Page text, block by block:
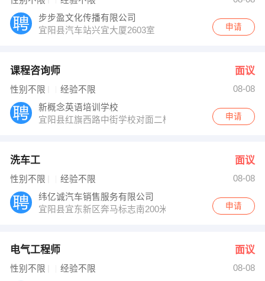
步步盈文化传播有限公司
宜阳县汽车站兴宜大厦2603室
申请
课程咨询师 面议
性别不限 经验不限
08-08
新概念英语培训学校
宜阳县红旗西路中街学校对面二楼
申请
洗车工 面议
性别不限 经验不限
08-08
纬亿诚汽车销售服务有限公司
宜阳县宜东新区奔马标志南200米
申请
电气工程师 面议
性别不限 经验不限
08-08